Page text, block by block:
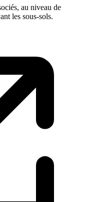
au niveau de
les sous-sols.